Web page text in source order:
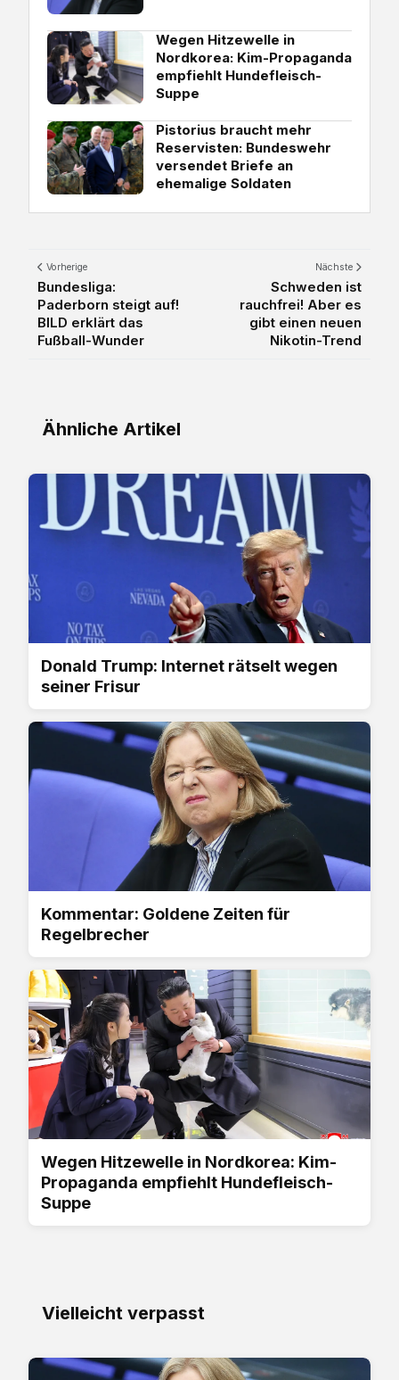
Wegen Hitzewelle in
Nordkorea: Kim-Propaganda
empfiehlt Hundefleisch-
Suppe
Pistorius braucht mehr
Reservisten: Bundeswehr
versendet Briefe an
ehemalige Soldaten
Vorherige
Bundesliga:
Paderborn steigt auf!
BILD erklärt das
Fußball-Wunder
Nächste
Schweden ist
rauchfrei! Aber es
gibt einen neuen
Nikotin-Trend
Ähnliche Artikel
Donald Trump: Internet rätselt wegen
seiner Frisur
Kommentar: Goldene Zeiten für
Regelbrecher
Wegen Hitzewelle in Nordkorea: Kim-
Propaganda empfiehlt Hundefleisch-
Suppe
Vielleicht verpasst